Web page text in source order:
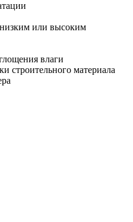
или высоким
влаги
строительного материала